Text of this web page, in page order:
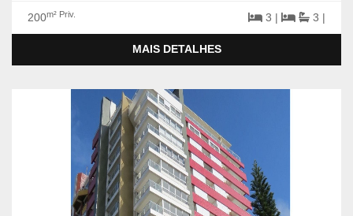
200m² Priv. 3 | 3 |
MAIS DETALHES